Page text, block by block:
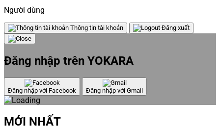
Người dùng
Thông tin tài khoản Đăng xuất
Đăng nhập trên YOKARA
Đăng nhập với Facebook Đăng nhập với Gmail
MỚI NHẤT